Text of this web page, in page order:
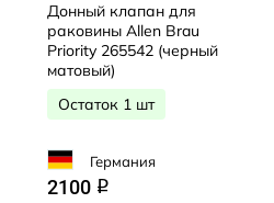
Донный клапан для
раковины Allen Brau
Priority 265542 (черный
матовый)
Остаток 1 шт
Германия
2100 q